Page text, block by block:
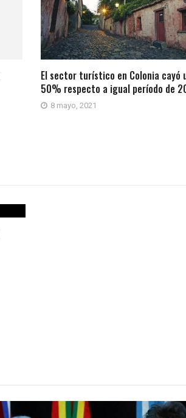
El sector turístico en Colonia cayó
50% respecto a igual período de
8 mayo, 2021